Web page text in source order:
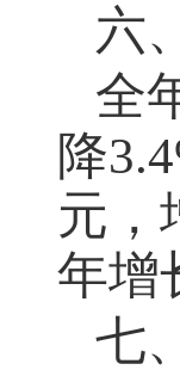
六
全
降
元，
年增
七